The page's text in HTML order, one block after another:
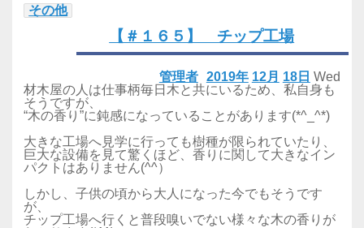
その他
【＃１６５】 チップ工場
2019年 12月 18日 Wed
管理者
材木屋の人は仕事柄毎日木と共にいるため、私自身も
そうですが、
“木の香り”に鈍感になっていることがあります(*^_^*)
大きな工場へ見学に行っても樹種が限られていたり、
巨大な設備を見て驚くほど、香りに関して大きなイン
パクトはありません(^^）
しかし、子供の頃から大人になった今でもそうです
が、
チップ工場へ行くと普段嗅いでない様々な木の香りが